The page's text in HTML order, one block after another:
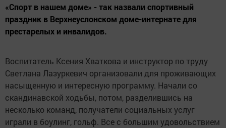
«Спорт в нашем доме» - так назвали спортивный
праздник в Верхнеуслонском доме-интернате для
престарелых и инвалидов.
Воспитатель Ксения Хваткова и инструктор по труду
Светлана Лазуркевич организовали для проживающих
насыщенную и интересную программу. Начали со
скандинавской ходьбы, потом, разделившись на
несколько команд, получатели социальных услуг
играли в боулинг, гольф. Все с большим удовольствием